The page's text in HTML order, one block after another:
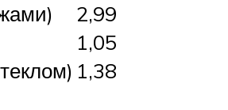
2,99
1,05
1,38